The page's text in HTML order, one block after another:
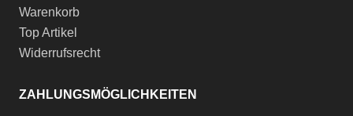
Warenkorb
Top Artikel
Widerrufsrecht
ZAHLUNGSMÖGLICHKEITEN